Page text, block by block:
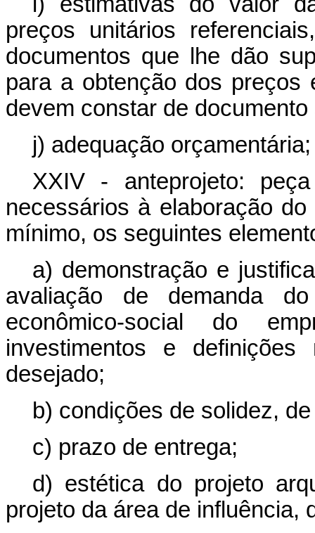
preços unitários
documentos que lhe dão
para a obtenção dos
devem constar de
j) adequação orçamentária;
XXIV - anteprojeto:
necessários à elaboração
mínimo, os seguintes
a) demonstração e
avaliação de demanda
econômico-social do
investimentos e
desejado;
b) condições de solidez,
c) prazo de entrega;
d) estética do projeto
projeto da área de influência,